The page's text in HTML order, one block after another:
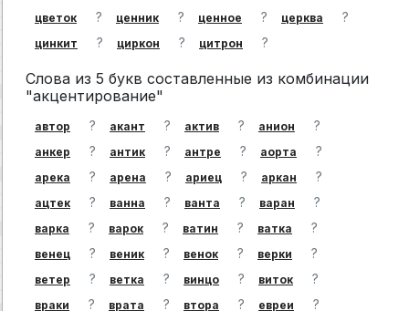
цветок ? ценник ? ценное ? церква ?
цинкит ? циркон ? цитрон ?
Слова из 5 букв составленные из комбинации
"акцентирование"
автор ? акант ? актив ? анион ?
анкер ? антик ? антре ? аорта ?
арека ? арена ? ариец ? аркан ?
ацтек ? ванна ? ванта ? варан ?
варка ? варок ? ватин ? ватка ?
венец ? веник ? венок ? верки ?
ветер ? ветка ? винцо ? виток ?
враки ? врата ? втора ? евреи ?